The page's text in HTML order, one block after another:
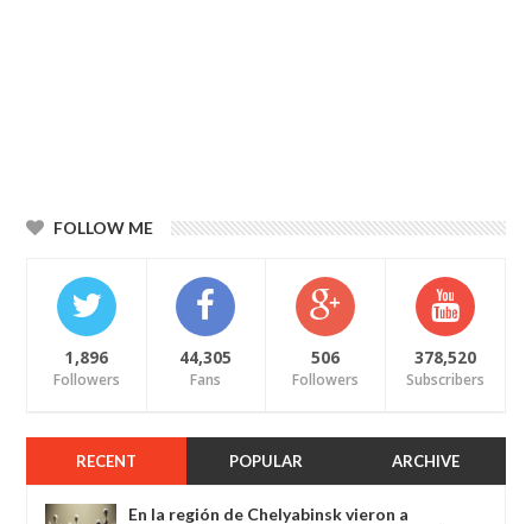
FOLLOW ME
1,896
Followers
44,305
Fans
506
Followers
378,520
Subscribers
RECENT POPULAR ARCHIVE
En la región de Chelyabinsk vieron a